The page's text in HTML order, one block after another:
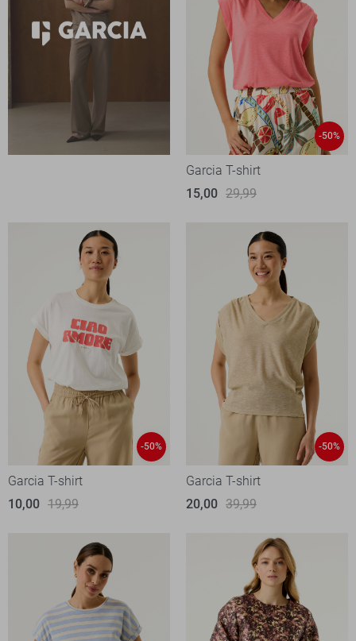
-50%
Garcia T-shirt
15,00 29,99
-50%
Garcia T-shirt
10,00 19,99
-50%
Garcia T-shirt
20,00 39,99